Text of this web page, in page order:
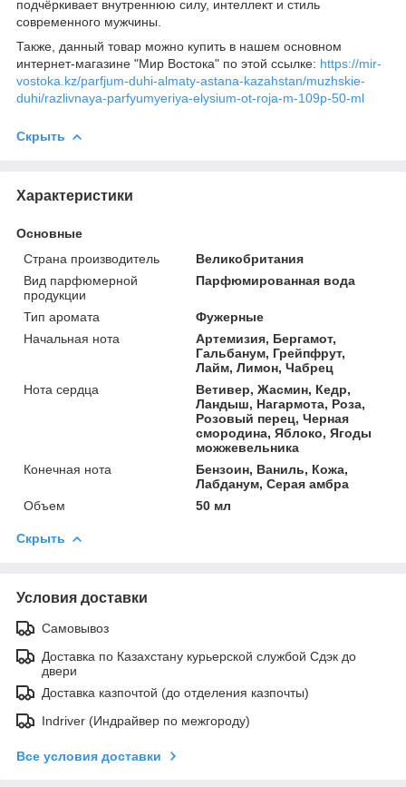
подчёркивает внутреннюю силу, интеллект и стиль
современного мужчины.
Также, данный товар можно купить в нашем основном
интернет-магазине "Мир Востока" по этой ссылке: https://mir-
vostoka.kz/parfjum-duhi-almaty-astana-kazahstan/muzhskie-
duhi/razlivnaya-parfyumyeriya-elysium-ot-roja-m-109p-50-ml
Скрыть
Характеристики
Основные
Страна производитель
Великобритания
Вид парфюмерной
продукции
Парфюмированная вода
Тип аромата
Фужерные
Начальная нота
Артемизия, Бергамот,
Гальбанум, Грейпфрут,
Лайм, Лимон, Чабрец
Нота сердца
Ветивер, Жасмин, Кедр,
Ландыш, Нагармота, Роза,
Розовый перец, Черная
смородина, Яблоко, Ягоды
можжевельника
Конечная нота
Бензоин, Ваниль, Кожа,
Лабданум, Серая амбра
Объем
50 мл
Скрыть
Условия доставки
Самовывоз
Доставка по Казахстану курьерской службой Сдэк до
двери
Доставка казпочтой (до отделения казпочты)
Indriver (Индрайвер по межгороду)
Все условия доставки